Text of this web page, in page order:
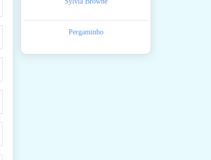
Pergaminho